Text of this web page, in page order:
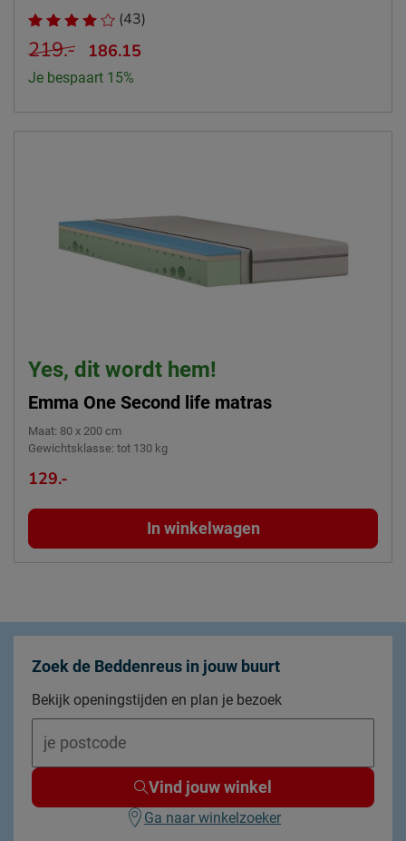
(43)
219.- 186.15
Je bespaart 15%
Yes, dit wordt hem!
Emma One Second life matras
Maat: 80 x 200 cm
Gewichtsklasse: tot 130 kg
129.-
In winkelwagen
Zoek de Beddenreus in jouw buurt
Bekijk openingstijden en plan je bezoek
Vind jouw winkel
Ga naar winkelzoeker